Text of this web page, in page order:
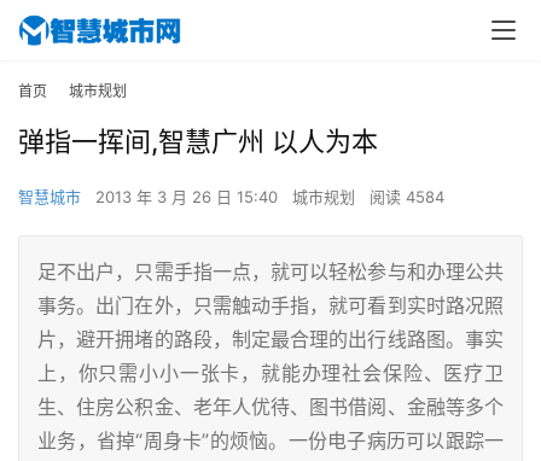
首页 城市规划
弹指一挥间,智慧广州 以人为本
智慧城市 2013 年 3 月 26 日 15:40 城市规划 阅读 4584
足不出户，只需手指一点，就可以轻松参与和办理公共
事务。出门在外，只需触动手指，就可看到实时路况照
片，避开拥堵的路段，制定最合理的出行线路图。事实
上，你只需小小一张卡，就能办理社会保险、医疗卫
生、住房公积金、老年人优待、图书借阅、金融等多个
业务，省掉“周身卡”的烦恼。一份电子病历可以跟踪一